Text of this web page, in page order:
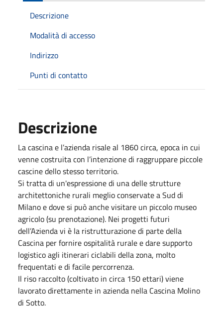
Descrizione
Modalità di accesso
Indirizzo
Punti di contatto
Descrizione
La cascina e l’azienda risale al 1860 circa, epoca in cui
venne costruita con l’intenzione di raggruppare piccole
cascine dello stesso territorio.
Si tratta di un'espressione di una delle strutture
architettoniche rurali meglio conservate a Sud di
Milano e dove si può anche visitare un piccolo museo
agricolo (su prenotazione). Nei progetti futuri
dell’Azienda vi è la ristrutturazione di parte della
Cascina per fornire ospitalità rurale e dare supporto
logistico agli itinerari ciclabili della zona, molto
frequentati e di facile percorrenza.
Il riso raccolto (coltivato in circa 150 ettari) viene
lavorato direttamente in azienda nella Cascina Molino
di Sotto.